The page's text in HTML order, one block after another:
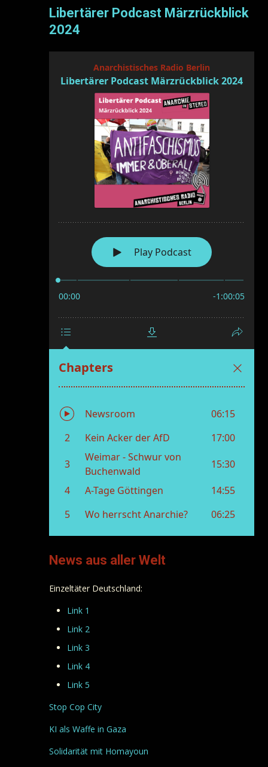
Libertärer Podcast Märzrückblick
2024
News aus aller Welt
Einzeltäter Deutschland:
Link 1
Link 2
Link 3
Link 4
Link 5
Stop Cop City
KI als Waffe in Gaza
Solidarität mit Homayoun